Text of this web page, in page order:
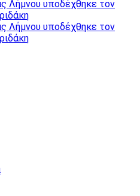
Λήμνου υποδέχθηκε τον
Λήμνου υποδέχθηκε τον